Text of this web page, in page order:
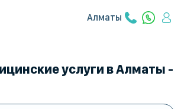
Алматы
услуги в Алматы -